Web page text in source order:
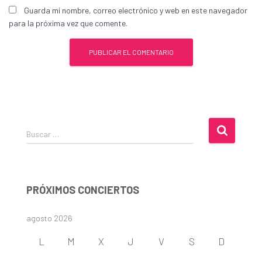
Guarda mi nombre, correo electrónico y web en este navegador
para la próxima vez que comente.
u
r
Buscar …
PRÓXIMOS CONCIERTOS
agosto 2026
L M X J V S D